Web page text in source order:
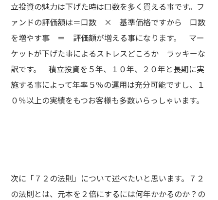
立投資の魅力は下げた時は口数を多く買える事です。フ
ァンドの評価額は＝口数 × 基準価格ですから 口数
を増やす事 ＝ 評価額が増える事になります。 マー
ケットが下げた事によるストレスどころか ラッキーな
訳です。 積立投資を５年、１０年、２０年と長期に実
施する事によって年率５％の運用は充分可能ですし、１
０％以上の実績をもつお客様も多数いらっしゃいます。
次に「７２の法則」について述べたいと思います。７２
の法則とは、元本を２倍にするには何年かかるのか？の